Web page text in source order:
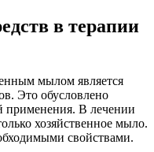
в терапии
мылом является
Это обусловлено
применения. В лечении
хозяйственное мыло.
свойствами.